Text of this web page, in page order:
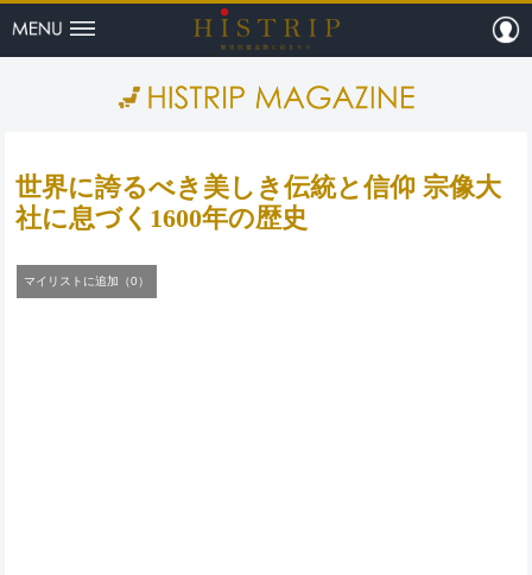
HISTRIP（
世界に誇るべき美しき伝統と信仰 宗像大
社に息づく1600年の歴史